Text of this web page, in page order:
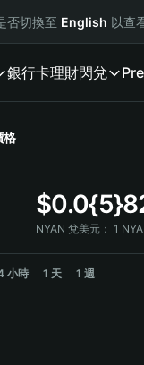
否切換至 English 以查
銀行卡理財閃兌
格
$
NYAN 兌美元： 1
小時 1 天 1 週